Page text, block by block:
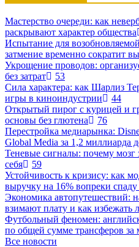
Мастерство очереди: как
раскрывают характер общества
Испытание для
затмение временно сократит
Укрощение проводов:
без затрат
53
Сила характера: как Шарлиз
игры в киноиндустрии
44
Открытый пирог с курицей и
основы без глютена
76
Перестройка медиарынка:
Global Media за 1,2 миллиарда
Теневые сигналы: почему мозг
себя
59
Устойчивость к кризису: как
выручку на 16% вопреки спаду
Экономика автопутешествий:
взимают плату и как избежать
Футбольный феномен:
по общей сумме трансферов за
Все новости